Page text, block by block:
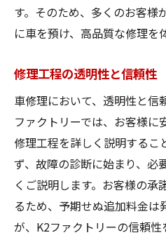
す。そのため、多くのお客様
に車を預け、高品質な修理を
修理工程の透明性と信頼性
車修理において、透明性と信
ファクトリーでは、お客様に
修理工程を詳しく説明するこ
ず、故障の診断に始まり、必
くご説明します。お客様の承
るため、予期せぬ追加料金
が、K2ファクトリーの信頼